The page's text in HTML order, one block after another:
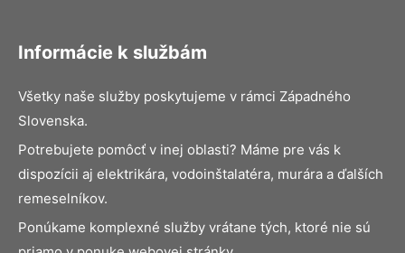
Informácie k službám
Všetky naše služby poskytujeme v rámci Západného
Slovenska.
Potrebujete pomôcť v inej oblasti? Máme pre vás k
dispozícii aj elektrikára, vodoinštalatéra, murára a ďalších
remeselníkov.
Ponúkame komplexné služby vrátane tých, ktoré nie sú